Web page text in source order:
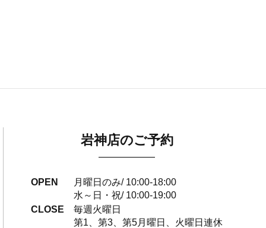
岩神店のご予約
OPEN
月曜日のみ/ 10:00-18:00
水～日・祝/ 10:00-19:00
CLOSE
毎週火曜日
第1、第3、第5月曜日、火曜日連休